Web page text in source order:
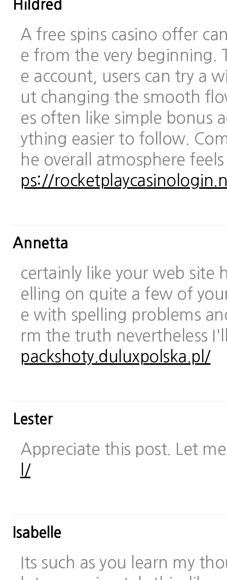
Hildred
A free spins casino offer
e from the very beginning.
e account, users can try a
ut changing the smooth
es often like simple bonus
ything easier to follow.
he overall atmosphere
ps://
Annetta
certainly like your web site
elling on quite a few of
e with spelling problems
rm the truth nevertheless
packshoty.duluxpolska.pl/
Lester
Appreciate this post. Let
l/
Isabelle
Its such as you learn my